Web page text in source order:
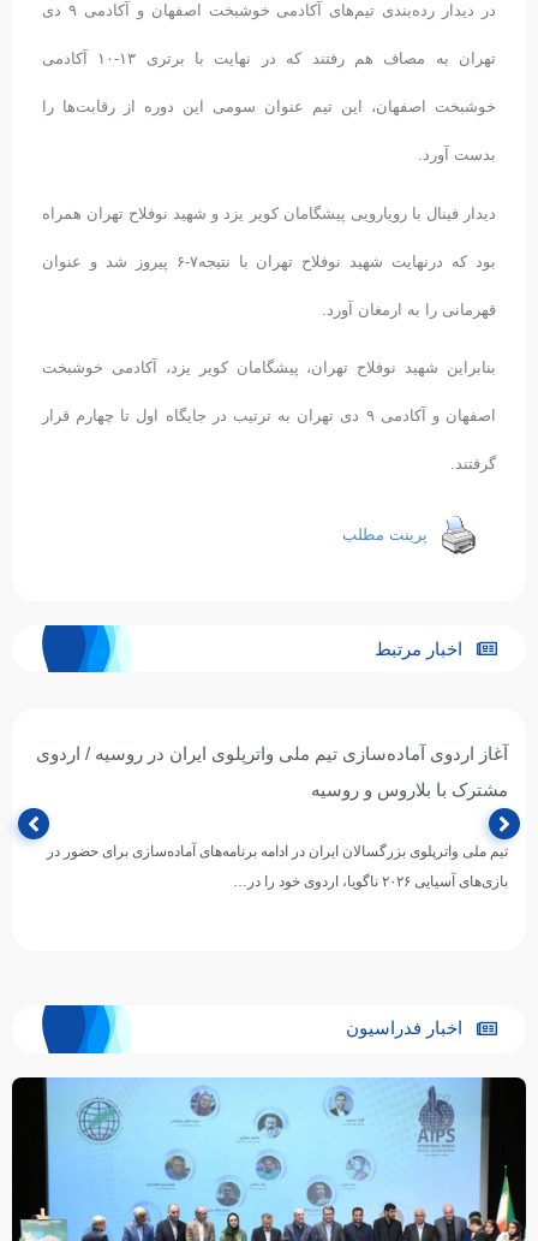
در دیدار رده‌بندی تیم‌های آکادمی خوشبخت اصفهان و آکادمی ۹ دی
تهران به مصاف هم رفتند که در نهایت با برتری ۱۳-۱۰ آکادمی
خوشبخت اصفهان، این تیم عنوان سومی این دوره از رقابت‌ها را
بدست آورد.
دیدار فینال با رویارویی پیشگامان کویر یزد و شهید نوفلاح تهران همراه
بود که درنهایت شهید نوفلاح تهران با نتیجه۷-۶ پیروز شد و عنوان
قهرمانی را به ارمغان آورد.
بنابراین شهید نوفلاح تهران، پیشگامان کویر یزد، آکادمی خوشبخت
اصفهان و آکادمی ۹ دی تهران به ترتیب در جایگاه اول تا چهارم قرار
گرفتند.
پرینت مطلب
اخبار مرتبط
آغاز اردوی آماده‌سازی تیم ملی واترپلوی ایران در روسیه / اردوی
مشترک با بلاروس و روسیه
تیم ملی واترپلوی بزرگسالان ایران در ادامه برنامه‌های آماده‌سازی برای حضور در
بازی‌های آسیایی ۲۰۲۶ ناگویا، اردوی خود را در…
اخبار فدراسیون